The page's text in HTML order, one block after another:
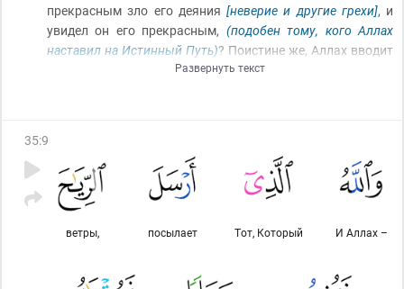
прекрасным зло его деяния [неверие и другие грехи], и
увидел он его прекрасным, (подобен тому, кого Аллах
наставил на Истинный Путь)? Поистине же, Аллах вводит
в заблуждение, кого пожелает(оставляя его без Своего
воздаст им за это)
Развернуть текст
35:9
И Аллах –
Тот, Который
посылает
ветры,